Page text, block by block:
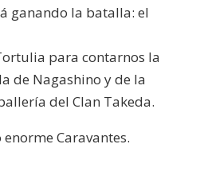
ganando la batalla: el
para contarnos la
de Nagashino y de la
del Clan Takeda.
Caravantes.